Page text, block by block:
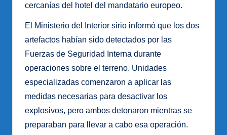
cercanías del hotel del mandatario europeo.
El Ministerio del Interior sirio informó que los dos
artefactos habían sido detectados por las
Fuerzas de Seguridad Interna durante
operaciones sobre el terreno. Unidades
especializadas comenzaron a aplicar las
medidas necesarias para desactivar los
explosivos, pero ambos detonaron mientras se
preparaban para llevar a cabo esa operación.